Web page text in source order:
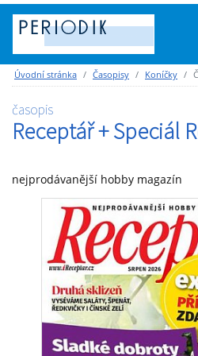
Úvodní stránka Časopisy Koníčky
časopis
Receptář + Speciál
nejprodávanější hobby magazín